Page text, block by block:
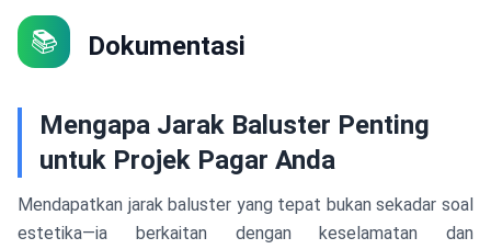
📚 Dokumentasi
Mengapa Jarak Baluster Penting
untuk Projek Pagar Anda
Mendapatkan jarak baluster yang tepat bukan sekadar soal
estetika—ia berkaitan dengan keselamatan dan